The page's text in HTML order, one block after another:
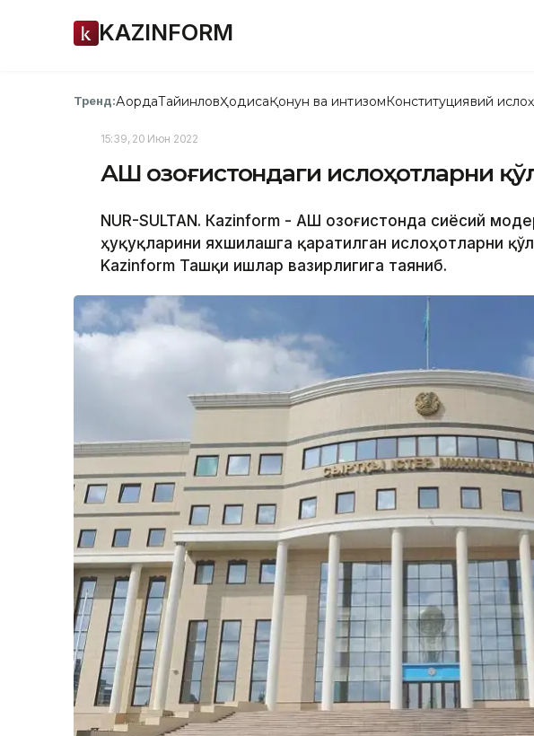
KAZINFORM
Тренд:АқордаТайинловҲодисаҚонун ва интизомКонституциявий
15:39, 20 Июн 2022
АҚШ Қозоғистондаги ислоҳотларни
NUR-SULTAN. Кazinform - АҚШ Қозоғистонда сиёсий
ҳуқуқларини яхшилашга қаратилган ислоҳотларни
Kazinform Ташқи ишлар вазирлигига таяниб.